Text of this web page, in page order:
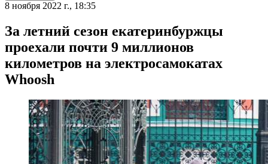
8 ноября 2022 г., 18:35
​За летний сезон екатеринбуржцы
проехали почти 9 миллионов
километров на электросамокатах
Whoosh